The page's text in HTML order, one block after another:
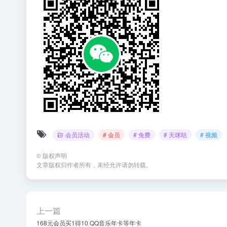
会员活动 # 会员 # 免费 # 天咪咕 # 视频
© 版权声明
文章版权归作者所有，未经允许请勿转载。
上一篇
168元会员买1得10 QQ音乐年卡等年卡